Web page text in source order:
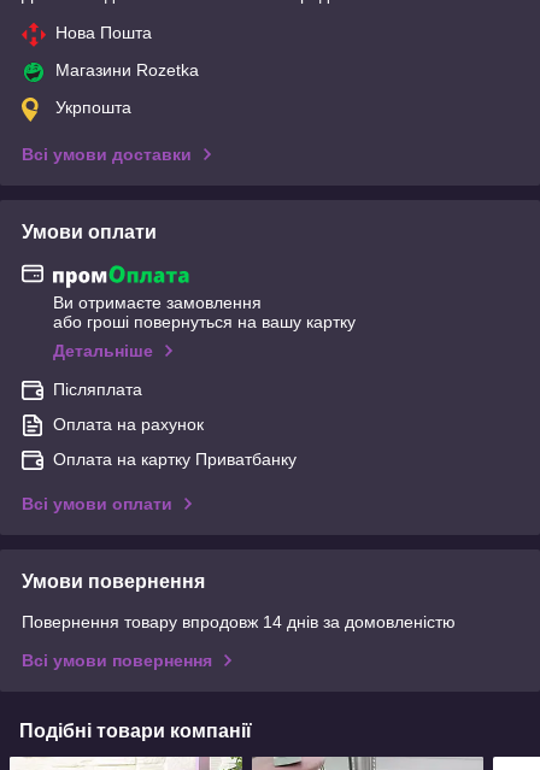
Нова Пошта
Магазини Rozetka
Укрпошта
Всі умови доставки
Умови оплати
Ви отримаєте замовлення
або гроші повернуться на вашу картку
Детальніше
Післяплата
Оплата на рахунок
Оплата на картку Приватбанку
Всі умови оплати
Умови повернення
Повернення товару впродовж 14 днів за домовленістю
Всі умови повернення
Подібні товари компанії